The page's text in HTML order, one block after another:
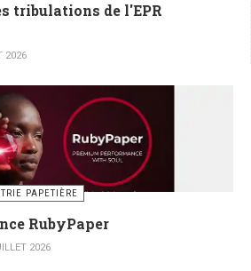
tribulations de l'EPR
2026
PAPETIÈRE
RubyPaper
2026